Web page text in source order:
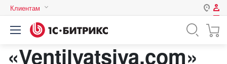
Клиентам
Казахстан
Авторизация
Нет аккаунта?
«Ventilyatsiya.com»